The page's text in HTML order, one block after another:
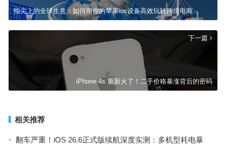
指尖上的全球生意：如何用你的苹果ios设备高效玩转跨境电商
下一篇
iPhone 4s 重新火了！二手价格暴涨背后的密码
相关推荐
翻车严重！iOS 26.6正式版续航深度实测：多机型耗电暴